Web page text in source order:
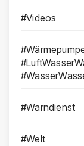
#Videos
#Warndienst
#Welt